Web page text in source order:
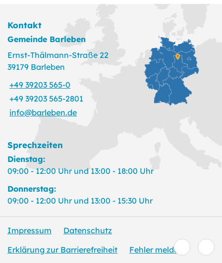
Kontakt
Gemeinde Barleben
Ernst-Thälmann-Straße 22
39179 Barleben
+49 39203 565-0
+49 39203 565-2801
info@barleben.de
Sprechzeiten
Dienstag:
09:00 - 12:00 Uhr und 13:00 - 18:00 Uhr
Donnerstag:
09:00 - 12:00 Uhr und 13:00 - 15:30 Uhr
Impressum
Datenschutz
Erklärung zur Barrierefreiheit
Fehler melden